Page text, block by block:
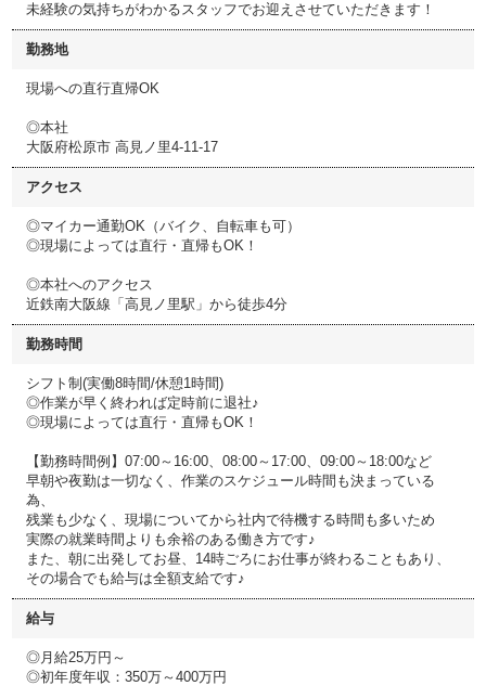
未経験の気持ちがわかるスタッフでお迎えさせていただきます！
勤務地
現場への直行直帰OK
◎本社
大阪府松原市 高見ノ里4-11-17
アクセス
◎マイカー通勤OK（バイク、自転車も可）
◎現場によっては直行・直帰もOK！
◎本社へのアクセス
近鉄南大阪線「高見ノ里駅」から徒歩4分
勤務時間
シフト制(実働8時間/休憩1時間)
◎作業が早く終われば定時前に退社♪
◎現場によっては直行・直帰もOK！
【勤務時間例】07:00～16:00、08:00～17:00、09:00～18:00など
早朝や夜勤は一切なく、作業のスケジュール時間も決まっている
為、
残業も少なく、現場についてから社内で待機する時間も多いため
実際の就業時間よりも余裕のある働き方です♪
また、朝に出発してお昼、14時ごろにお仕事が終わることもあり、
その場合でも給与は全額支給です♪
給与
◎月給25万円～
◎初年度年収：350万～400万円